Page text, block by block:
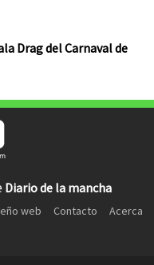
Drag del Carnaval de
Diario de la mancha
web Contacto
Acerca